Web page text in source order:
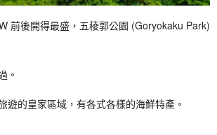
前後開得最盛，五稜郭公園 (Goryokaku Park)
。
遊的皇家區域，有各式各樣的海鮮特產。